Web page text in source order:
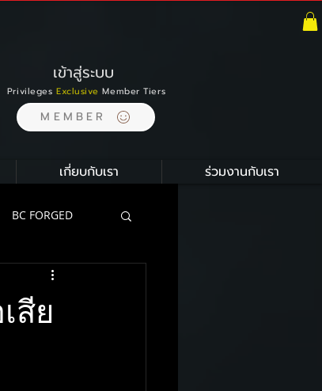
เข้าสู่ระบบ
Privileges Exclusive Member Tiers
MEMBER
เกี่ยบกับเรา ร่วมงานกับเรา
BC FORGED
สีย